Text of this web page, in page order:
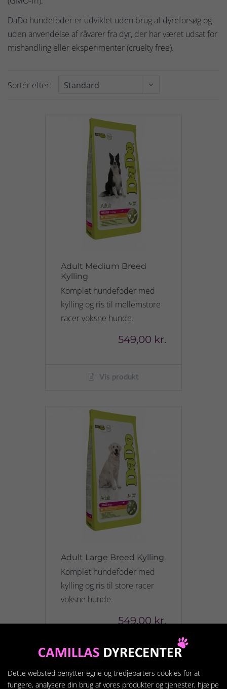
DaDo hundefoder er udviklet uden brug af dyreforsøg og
uden anvendelse af råvarer fra dyr, der har været udsat for
mishandling eller eksperimenter (cruelty free).
Sortér efter:
Adult Medium Breed
Kylling
Komplet hundefoder med
kylling og ris til mellemstore
racer voksne hunde.
549,00 kr.
Vis produkt
Adult Large Breed Kylling
Komplet hundefoder med
kylling og ris til store racer
voksne hunde.
549,00 kr.
Vis produkt
Dette websted benytter egne og tredjeparters cookies for at
fungere, analysere din brug af vores produkter og tjenester, hjælpe